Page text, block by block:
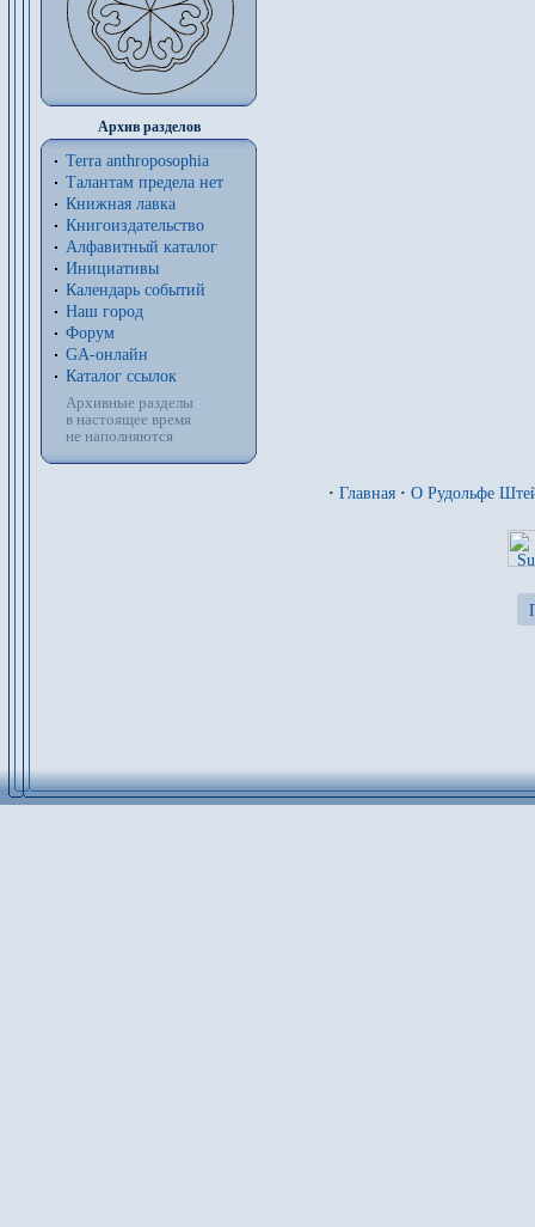
Архив разделов
Terra anthroposophia
Талантам предела нет
Книжная лавка
Книгоиздательство
Алфавитный каталог
Инициативы
Календарь событий
Наш город
Форум
GA-онлайн
Каталог ссылок
Архивные разделы
в настоящее время
не наполняются
· Главная · О Рудольфе